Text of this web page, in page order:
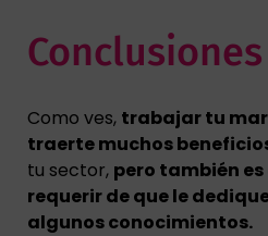
Conclusiones
Como ves, trabajar tu
traerte muchos
tu sector, pero también
requerir de que le
algunos conocimientos.